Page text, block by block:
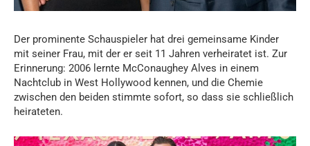
Der prominente Schauspieler hat drei gemeinsame Kinder
mit seiner Frau, mit der er seit 11 Jahren verheiratet ist. Zur
Erinnerung: 2006 lernte McConaughey Alves in einem
Nachtclub in West Hollywood kennen, und die Chemie
zwischen den beiden stimmte sofort, so dass sie schließlich
heirateten.